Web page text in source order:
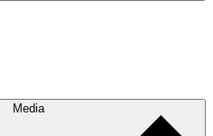
Media